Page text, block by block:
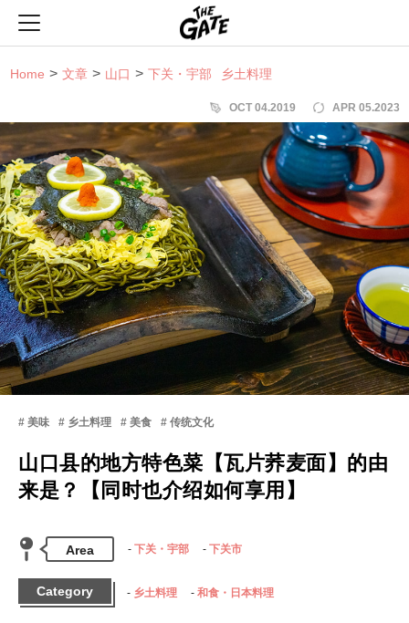
Home 文章 山口 下关・宇部 乡土料理
OCT 04.2019 APR 05.2023
美味 乡土料理 美食 传统文化
山口县的地方特色菜【瓦片荞麦面】的由
来是？【同时也介绍如何享用】
Area 下关・宇部 下关市
Category 乡土料理 和食・日本料理